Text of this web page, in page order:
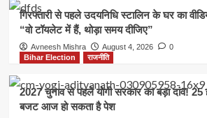
गिरफ्तारी से पहले उदयनिधि स्टालिन के घर का
“वो टॉयलेट में हैं, थोड़ा समय दीजिए”
Avneesh Mishra August 4, 2026
0
Bihar Election
राजनीति
2027 चुनाव से पहले योगी सरकार का बड़ा दांव!
बजट आज हो सकता है पेश